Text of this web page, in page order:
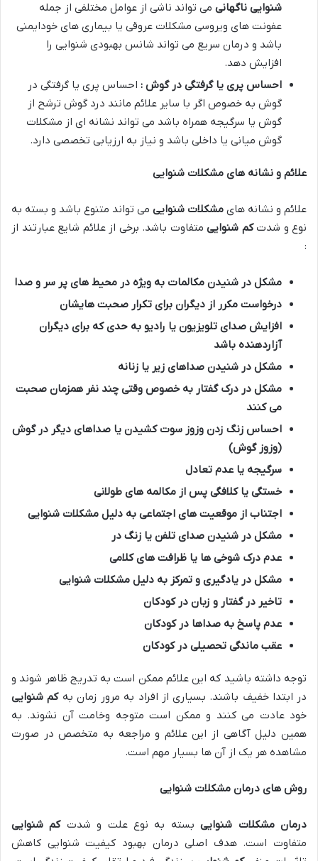
شنوایی ناگهانی می تواند ناشی از عوامل مختلفی از جمله
عفونت های ویروسی مشکلات عروقی یا بیماری های خودایمنی
باشد و درمان سریع می تواند شانس بهبودی شنوایی را
افزایش دهد.
احساس پری یا گرفتگی در گوش : احساس پری یا گرفتگی در
گوش به خصوص اگر با سایر علائم مانند درد گوش ترشح از
گوش یا سرگیجه همراه باشد می تواند نشانه ای از مشکلات
گوش میانی یا داخلی باشد و نیاز به ارزیابی تخصصی دارد.
علائم و نشانه های مشکلات شنوایی
علائم و نشانه های مشکلات شنوایی می تواند متنوع باشد و بسته به
نوع و شدتکم شنوایی متفاوت باشد. برخی از علائم شایع عبارتند از
:
مشکل در شنیدن مکالمات به ویژه در محیط های پر سر و صدا
درخواست مکرر از دیگران برای تکرار صحبت هایشان
افزایش صدای تلویزیون یا رادیو به حدی که برای دیگران
آزاردهنده باشد
مشکل در شنیدن صداهای زیر یا زنانه
مشکل در درک گفتار به خصوص وقتی چند نفر همزمان صحبت
می کنند
احساس زنگ زدن وزوز سوت کشیدن یا صداهای دیگر در گوش
(وزوز گوش)
سرگیجه یا عدم تعادل
خستگی یا کلافگی پس از مکالمه های طولانی
اجتناب از موقعیت های اجتماعی به دلیل مشکلات شنوایی
مشکل در شنیدن صدای تلفن یا زنگ در
عدم درک شوخی ها یا ظرافت های کلامی
مشکل در یادگیری و تمرکز به دلیل مشکلات شنوایی
تاخیر در گفتار و زبان در کودکان
عدم پاسخ به صداها در کودکان
عقب ماندگی تحصیلی در کودکان
توجه داشته باشید که این علائم ممکن است به تدریج ظاهر شوند و
در ابتدا خفیف باشند. بسیاری از افراد به مرور زمان بهکم شنوایی
خود عادت می کنند و ممکن است متوجه وخامت آن نشوند. به
همین دلیل آگاهی از این علائم و مراجعه به متخصص در صورت
مشاهده هر یک از آن ها بسیار مهم است.
روش های درمان مشکلات شنوایی
درمان مشکلات شنواییبسته به نوع علت و شدتکم شنوایی
متفاوت است. هدف اصلی درمان بهبود کیفیت شنوایی کاهش